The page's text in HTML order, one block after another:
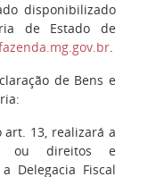
disponibilizado
de Estado de
.
de Bens e
13, realizará a
ou direitos e
Delegacia Fiscal